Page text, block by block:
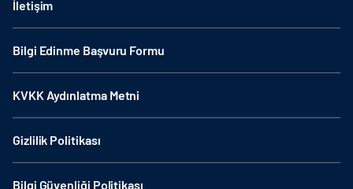
İletişim
Bilgi Edinme Başvuru Formu
KVKK Aydınlatma Metni
Gizlilik Politikası
Bilgi Güvenliği Politikası